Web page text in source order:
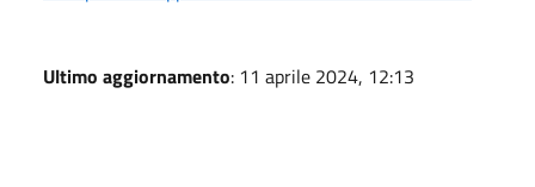
Ultimo aggiornamento: 11 aprile 2024, 12:13